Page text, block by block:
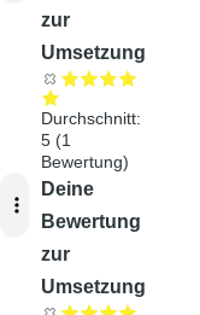
zur
Umsetzung
Durchschnitt:
5 (1
Bewertung)
Audiodatei
Deine
Bewertung
zur
Umsetzung